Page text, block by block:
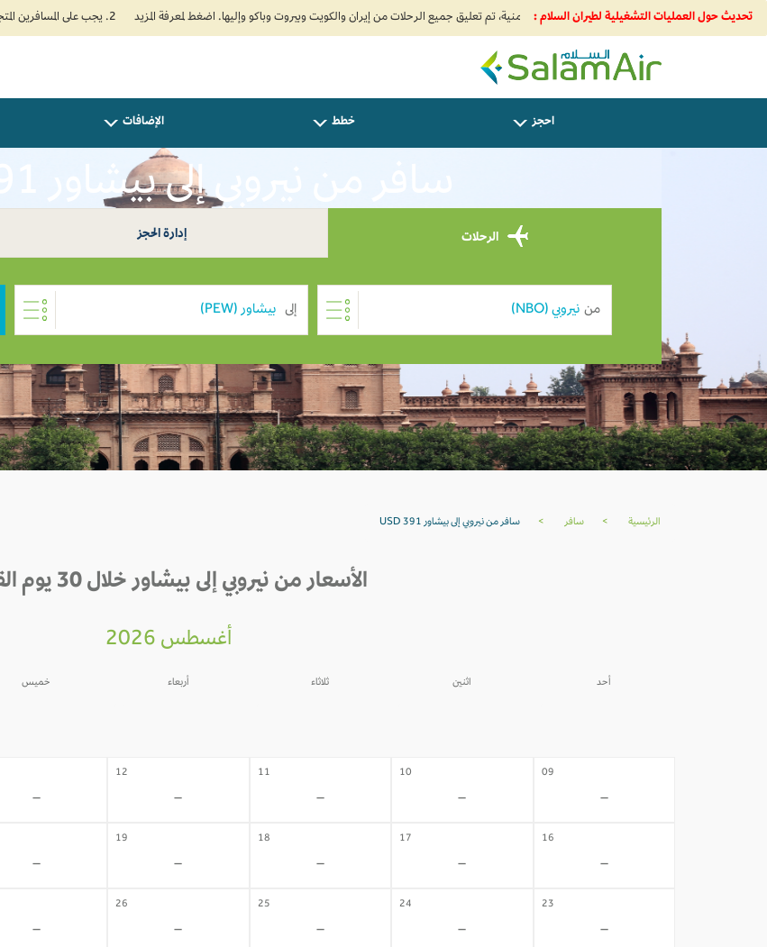
تحديث حول العمليات التشغيلية لطيران السلام : 2. يجب على المسافرين المتجهين إلى الهند تعبئة نموذج الإقرار الصحي الذاتي (Air Suvidha) الإلزامي قبل موعد الوصول بـ 24 ساعة على الأقل. اضغط هنا للدخول إلى بوابة Air Suvidha.
SalamAir
احجز خطط الإضافات
سافر من نيروبي إلى بيشاور USD 391
الرحلات إدارة الحجز
من إلى
الرئيسية > سافر > سافر من نيروبي إلى بيشاور USD 391
الأسعار من نيروبي إلى بيشاور خلال 30 يوم القادمة
أغسطس 2026
أحد اثنين ثلاثاء أربعاء خميس
09
-
10
-
11
-
12
-
-
16
-
17
-
18
-
19
-
-
23
-
24
-
25
-
26
-
-